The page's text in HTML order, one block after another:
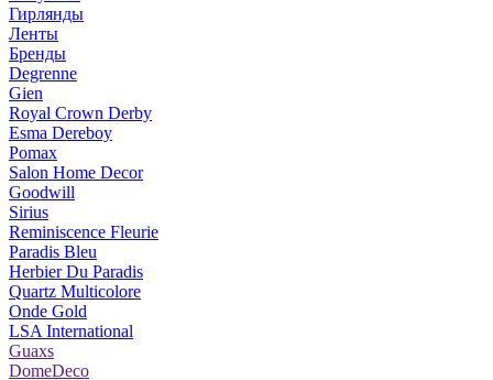
Гирлянды
Ленты
Бренды
Degrenne
Gien
Royal Crown Derby
Esma Dereboy
Pomax
Salon Home Decor
Goodwill
Sirius
Reminiscence Fleurie
Paradis Bleu
Herbier Du Paradis
Quartz Multicolore
Onde Gold
LSA International
Guaxs
DomeDeco